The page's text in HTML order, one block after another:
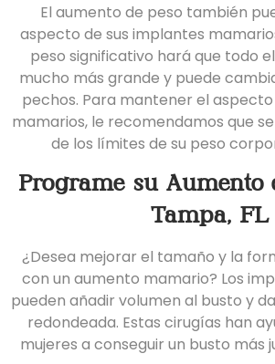
El aumento de peso también
aspecto de sus implantes
peso significativo hará que todo
mucho más grande y puede
pechos. Para mantener el
mamarios, le recomendamos que
de los límites de su peso
Programe su Aumento
Tampa, FL
¿Desea mejorar el tamaño y la
con un aumento mamario? Los
pueden añadir volumen al busto y
redondeada. Estas cirugías han
mujeres a conseguir un busto más